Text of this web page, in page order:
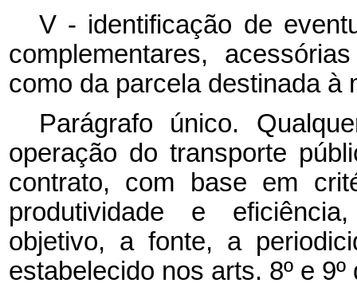
V - identificação de
complementares,
como da parcela destinada à
Parágrafo único.
operação do transporte
contrato, com base em
produtividade e
objetivo, a fonte, a
estabelecido nos arts. 8º e 9º